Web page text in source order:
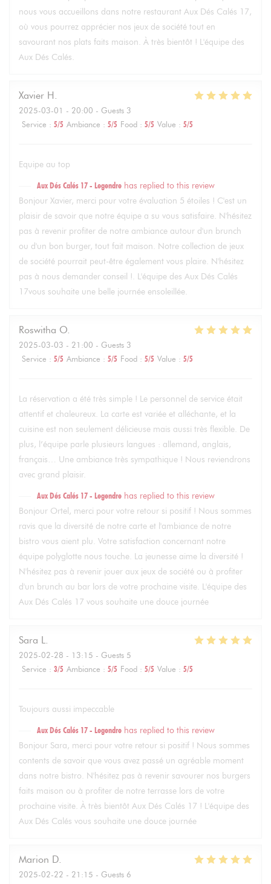
nous vous accueillons dans notre restaurant Aux Dés Calés 17,
où vous pourrez apprécier nos jeux de société tout en
savourant nos plats faits maison. À très bientôt ! L'équipe des
Aux Dés Calés.
Xavier H
2025-03-01 - 20:00 - Guests 3
Service : 5/5 Ambiance : 5/5 Food : 5/5 Value : 5/5
Equipe au top
Aux Dés Calés 17 - Legendre has replied to this review
Bonjour Xavier, merci pour votre évaluation 5 étoiles ! C'est un
plaisir de savoir que notre équipe a su vous satisfaire. N'hésitez
pas à revenir profiter de notre ambiance autour d'un brunch
ou d'un bon burger, tout fait maison. Notre collection de jeux
de société pourrait peut-être également vous plaire. N'hésitez
pas à nous demander conseil !. L'équipe des Aux Dés Calés
17vous souhaite une belle journée ensoleillée.
Roswitha O
2025-03-03 - 21:00 - Guests 3
Service : 5/5 Ambiance : 5/5 Food : 5/5 Value : 5/5
La réservation a été très simple ! Le personnel de service était
attentif et chaleureux. La carte est variée et alléchante, et la
cuisine est non seulement délicieuse mais aussi très flexible. De
plus, l’équipe parle plusieurs langues : allemand, anglais,
français… Une ambiance très sympathique ! Nous reviendrons
avec grand plaisir.
Aux Dés Calés 17 - Legendre has replied to this review
Bonjour Ortel, merci pour votre retour si positif ! Nous sommes
ravis que la diversité de notre carte et l'ambiance de notre
bistro vous aient plu. Votre satisfaction concernant notre
équipe polyglotte nous touche. La jeunesse aime la diversité !
N'hésitez pas à revenir jouer aux jeux de société ou à profiter
d'un brunch au bar lors de votre prochaine visite. L'équipe des
Aux Dés Calés 17 vous souhaite une douce journée
Sara L
2025-02-28 - 13:15 - Guests 5
Service : 3/5 Ambiance : 5/5 Food : 5/5 Value : 5/5
Toujours aussi impeccable
Aux Dés Calés 17 - Legendre has replied to this review
Bonjour Sara, merci pour votre retour si positif ! Nous sommes
contents de savoir que vous avez passé un agréable moment
dans notre bistro. N'hésitez pas à revenir savourer nos burgers
faits maison ou à profiter de notre terrasse lors de votre
prochaine visite. À très bientôt Aux Dés Calés 17 ! L'équipe des
Aux Dés Calés vous souhaite une douce journée
Marion D
2025-02-22 - 21:15 - Guests 6